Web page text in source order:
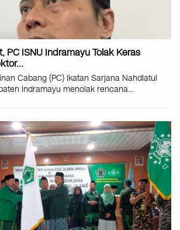
PC ISNU Indramayu Tolak Keras
Cabang (PC) Ikatan Sarjana Nahdlatul
Indramayu menolak rencana…